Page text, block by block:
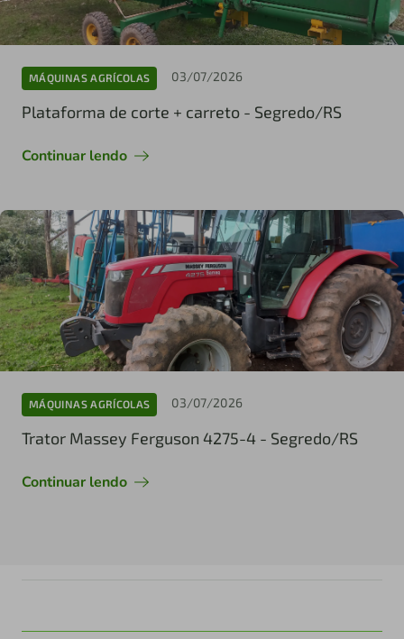
MÁQUINAS AGRÍCOLAS 03/07/2026
Plataforma de corte + carreto - Segredo/RS
Continuar lendo
MÁQUINAS AGRÍCOLAS 03/07/2026
Trator Massey Ferguson 4275-4 - Segredo/RS
Continuar lendo